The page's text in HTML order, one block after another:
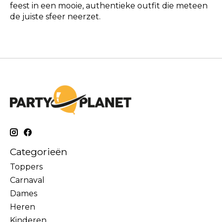
feest in een mooie, authentieke outfit die meteen
de juiste sfeer neerzet.
Categorieën
Toppers
Carnaval
Dames
Heren